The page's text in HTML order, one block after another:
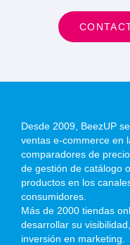
Desde 2009, BeezUP
ventas e-commerce en
comparadores de
de gestión de catálogo
productos en los
consumidores.
Más de 2000 tiendas
desarrollar su
inversión en marketing.